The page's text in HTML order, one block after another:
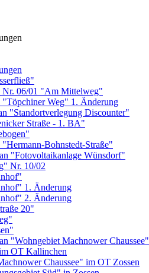
Nr. 06/01 "Am Mittelweg"
"Töpchiner Weg" 1. Änderung
"Standortverlegung Discounter"
Straße - 1. BA"
Bohnstedt-Straße"
"Fotovoltaikanlage Wünsdorf"
Nr. 10/02
1. Änderung
2. Änderung
20"
"Wohngebiet Machnower Chaussee"
OT Kallinchen
Chaussee" im OT Zossen